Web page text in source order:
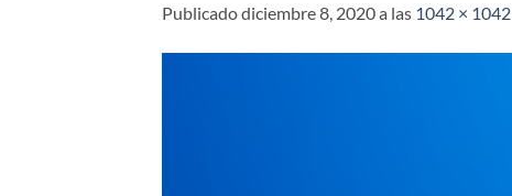
Publicadodiciembre 8, 2020a las 1042 × 1042